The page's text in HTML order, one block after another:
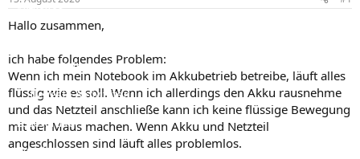
Aktuelles
Neue Beiträge
Neueste Aktivitäten
Leserartikel
Regeln
e
r
t
m
Hallo zusammen,
ich habe folgendes Problem:
Wenn ich mein Notebook im Akkubetrieb betreibe, läuft alles
flüssig wie es soll. Wenn ich allerdings den Akku rausnehme
und das Netzteil anschließe kann ich keine flüssige Bewegung
mit der Maus machen. Wenn Akku und Netzteil
angeschlossen sind läuft alles problemlos.